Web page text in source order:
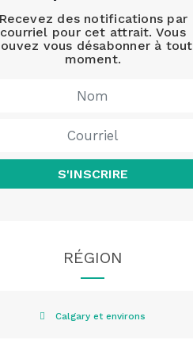
des notifications par
courriel pour cet attrait. Vous
vous désabonner à tout
moment.
S'INSCRIRE
RÉGION
Calgary et environs